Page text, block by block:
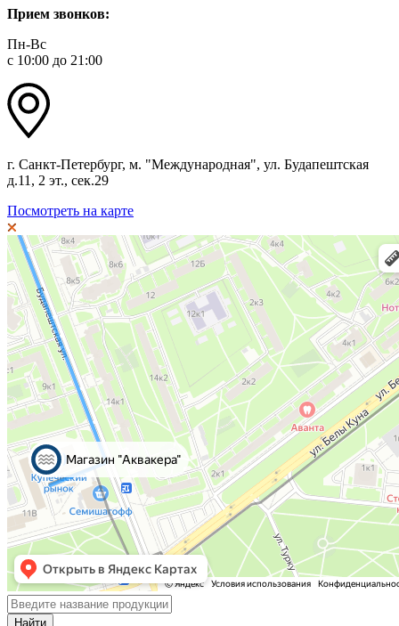
Прием звонков:
Пн-Вс
с 10:00 до 21:00
г. Санкт-Петербург, м. "Международная", ул. Будапештская
д.11, 2 эт., сек.29
Посмотреть на карте